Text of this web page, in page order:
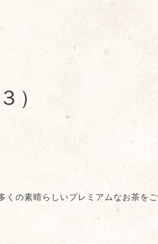
）
くの素晴らしいプレミアムなお茶をご